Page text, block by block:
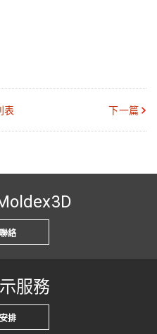
表 下一篇
絡
服務
排